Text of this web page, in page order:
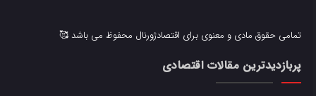
تمامی حقوق مادی و معنوی برای اقتصادژورنال محفوظ می باشد 🥰
پربازدیدترین مقالات اقتصادی